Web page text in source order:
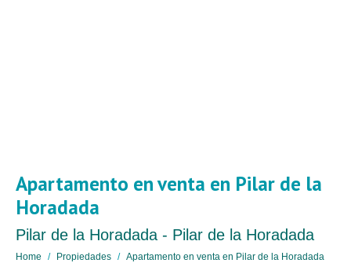
Apartamento en venta en Pilar de la
Horadada
Pilar de la Horadada - Pilar de la Horadada
Home Propiedades Apartamento en venta en Pilar de la Horadada